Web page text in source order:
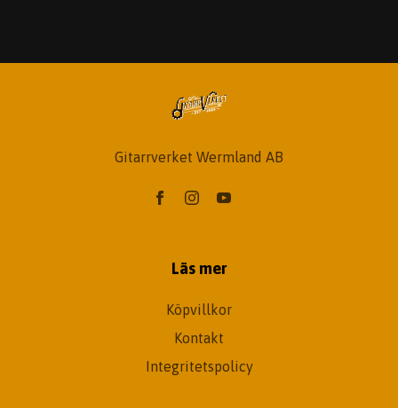
Gitarrverket Wermland AB
Läs mer
Köpvillkor
Kontakt
Integritetspolicy